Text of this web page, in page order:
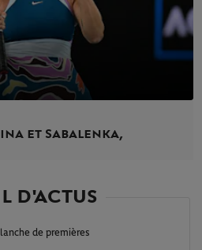
et Sabalenka,
D'ACTUS
de premières